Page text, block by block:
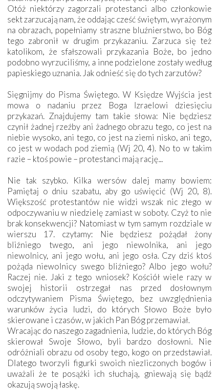
Otóż niektórzy zagorzali protestanci albo członkowie
sekt zarzucają nam, że oddając cześć świętym, wyrażonym
na obrazach, popełniamy straszne bluźnierstwo, bo Bóg
tego zabronił w drugim przykazaniu. Zarzuca się też
katolikom, że sfałszowali przykazania Boże, bo jedno
podobno wyrzuciliśmy, a inne podzielone zostały według
papieskiego uznania. Jak odnieść się do tych zarzutów?
Sięgnijmy do Pisma Świętego. W Księdze Wyjścia jest
mowa o nadaniu przez Boga Izraelowi dziesięciu
przykazań. Znajdujemy tam takie słowa: Nie będziesz
czynił żadnej rzeźby ani żadnego obrazu tego, co jest na
niebie wysoko, ani tego, co jest na ziemi nisko, ani tego,
co jest w wodach pod ziemią (Wj 20, 4). No to w takim
razie – ktoś powie – protestanci mają rację...
Nie tak szybko. Kilka wersów dalej mamy bowiem:
Pamiętaj o dniu szabatu, aby go uświęcić (Wj 20, 8).
Większość protestantów nie widzi wszak nic złego w
odpoczywaniu w niedzielę zamiast w soboty. Czyż to nie
brak konsekwencji? Natomiast w tym samym rozdziale w
wierszu 17. czytamy: Nie będziesz pożądał żony
bliźniego twego, ani jego niewolnika, ani jego
niewolnicy, ani jego wołu, ani jego osła. Czy dziś ktoś
pożąda niewolnicy swego bliźniego? Albo jego wołu?
Raczej nie. Jaki z tego wniosek? Kościół wiele razy w
swojej historii ostrzegał nas przed dosłownym
odczytywaniem Pisma Świętego, bez uwzględnienia
warunków życia ludzi, do których Słowo Boże było
skierowane i czasów, w jakich Pan Bóg przemawiał.
Wracając do naszego zagadnienia, ludzie, do których Bóg
skierował Swoje Słowo, byli bardzo dosłowni. Nie
odróżniali obrazu od osoby tego, kogo on przedstawiał.
Dlatego tworzyli figurki swoich niezliczonych bogów i
uważali że te posążki ich słuchają, gniewają się bądź
okazują swoją łaskę.